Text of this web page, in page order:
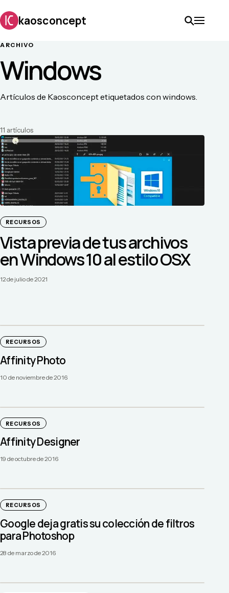
kaosconcept
ARCHIVO
Windows
Artículos de Kaosconcept etiquetados con windows.
11 artículos
RECURSOS
Vista previa de tus archivos
en Windows 10 al estilo OSX
12 de julio de 2021
RECURSOS
Affinity Photo
10 de noviembre de 2016
RECURSOS
Affinity Designer
19 de octubre de 2016
RECURSOS
Google deja gratis su colección de filtros
para Photoshop
28 de marzo de 2016